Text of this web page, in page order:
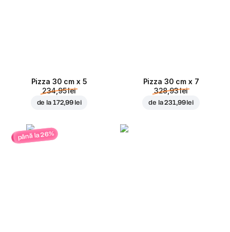
Pizza 30 cm x 5
234,95 lei
de la 172,99 lei
Pizza 30 cm x 7
328,93 lei
de la231,99 lei
până la 26%